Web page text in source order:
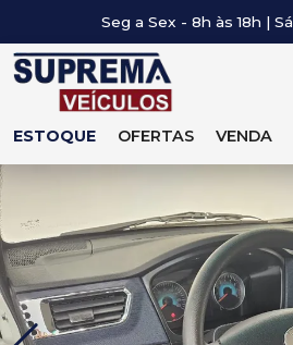
Seg a Sex - 8h às 18h |
ESTOQUE OFERTAS VENDA